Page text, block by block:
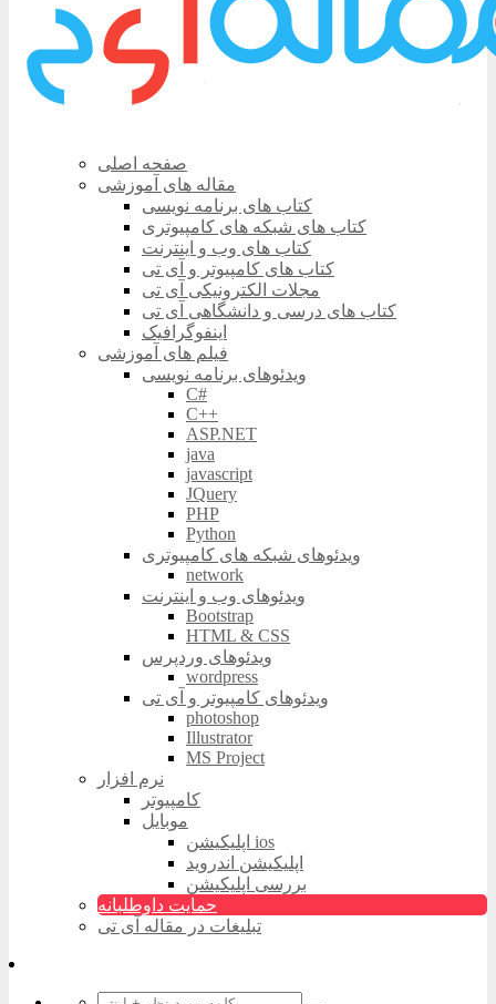
صفحه اصلی
مقاله های آموزشی
کتاب های برنامه نویسی
کتاب های شبکه های کامپیوتری
کتاب های وب و اینترنت
کتاب های کامپیوتر و آی تی
مجلات الکترونیکی آی تی
کتاب های درسی و دانشگاهی آی تی
اینفوگرافیک
فیلم های آموزشی
ویدئوهای برنامه نویسی
C#
C++
ASP.NET
java
javascript
JQuery
PHP
Python
ویدئوهای شبکه های کامپیوتری
network
ویدئوهای وب و اینترنت
Bootstrap
HTML & CSS
ویدئوهای وردپرس
wordpress
ویدئوهای کامپیوتر و آی تی
photoshop
Illustrator
MS Project
نرم افزار
کامپیوتر
موبایل
اپلیکیشن ios
اپلیکیشن اندروید
بررسی اپلیکیشن
حمایت داوطلبانه
تبلیغات در مقاله آی تی